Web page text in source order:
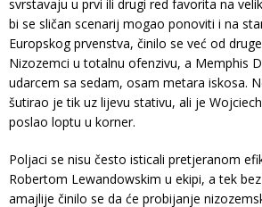
svrstavaju u prvi ili drugi red favorita na
bi se sličan scenarij mogao ponoviti i na
Europskog prvenstva, činilo se već od
Nizozemci u totalnu ofenzivu, a Memphis
udarcem sa sedam, osam metara iskosa.
šutirao je tik uz lijevu stativu, ali je
poslao loptu u korner.
Poljaci se nisu često isticali pretjeranom
Robertom Lewandowskim u ekipi, a tek
amajlije činilo se da će probijanje